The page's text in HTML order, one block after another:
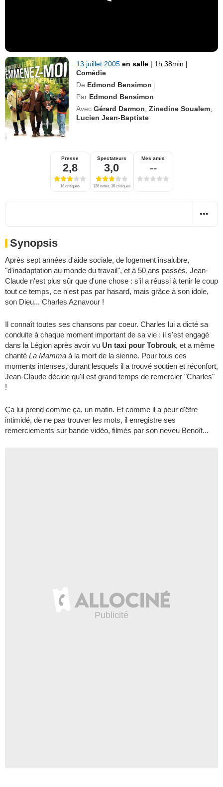
13 juillet 2005en salle | 1h 38min |
Comédie
De Edmond Bensimon |
Par Edmond Bensimon
Avec Gérard Darmon ,Zinedine Soualem
Lucien Jean-Baptiste
Presse
2,8
16 critiques
Spectateurs
3,0
126 notes, 36 critiques
Mes amis
--
Synopsis
Après sept années d'aide sociale, de logement insalubre,
"d'inadaptation au monde du travail", et à 50 ans passés, Jean-
Claude n'est plus sûr que d'une chose : s'il a réussi à tenir le coup
tout ce temps, ce n'est pas par hasard, mais grâce à son idole,
son Dieu... Charles Aznavour !
Il connaît toutes ses chansons par coeur. Charles lui a dicté sa
conduite à chaque moment important de sa vie : il s'est engagé
dans la Légion après avoir vu Un taxi pour Tobrouk, et a même
chanté La Mamma à la mort de la sienne. Pour tous ces
moments intenses, durant lesquels il a trouvé soutien et réconfort,
Jean-Claude décide qu'il est grand temps de remercier "Charles"
!
Ça lui prend comme ça, un matin. Et comme il a peur d'être
intimidé, de ne pas trouver les mots, il enregistre ses
remerciements sur bande vidéo, filmés par son neveu Benoît...